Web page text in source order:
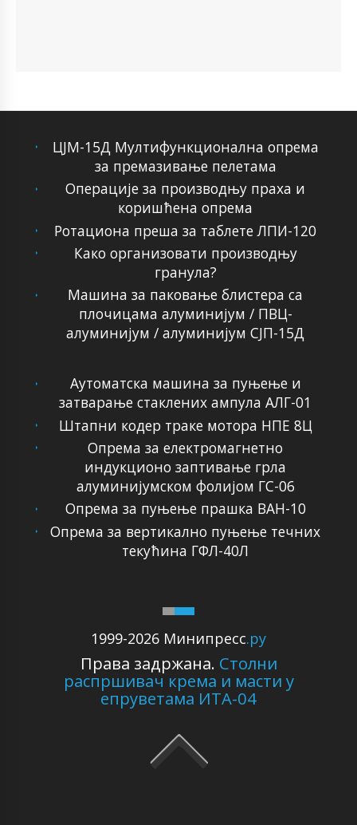
ЦЈМ-15Д Мултифункционална опрема
за премазивање пелетама
Операције за производњу праха и
коришћена опрема
Ротациона преша за таблете ЛПИ-120
Како организовати производњу
гранула?
Машина за паковање блистера са
плочицама алуминијум / ПВЦ-
алуминијум / алуминијум СЈП-15Д
1999-2026 Минипресс.ру
Права задржана. Столни
распршивач крема и масти у
епруветама ИТА-04
Аутоматска машина за пуњење и
затварање стаклених ампула АЛГ-01
Штапни кодер траке мотора НПЕ 8Ц
Опрема за електромагнетно
индукционо заптивање грла
алуминијумском фолијом ГС-06
Опрема за пуњење прашка ВАН-10
Опрема за вертикално пуњење течних
текућина ГФЛ-40Л